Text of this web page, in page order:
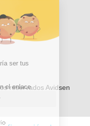
reservados Avidsen